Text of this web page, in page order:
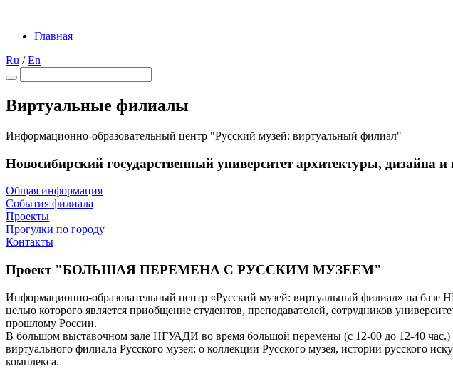
Главная
Ru /En
Виртуальные филиалы
Информационно-образовательный центр "Русский музей: виртуальный филиал"
Новосибирский государственный университет архитектуры, дизайна
Общая информация
События филиала
Проекты
Прогулки по городу
Контакты
Проект "БОЛЬШАЯ ПЕРЕМЕНА С РУССКИМ МУЗЕЕМ"
Информационно-образовательный центр «Русский музей: виртуальный филиал» на базе
целью которого является приобщение студентов, преподавателей, сотрудников
прошлому России.
В большом выставочном зале НГУАДИ во время большой перемены (с 12-00 до 12-40
виртуального филиала Русского музея: о коллекции Русского музея, истории русского
комплекса.